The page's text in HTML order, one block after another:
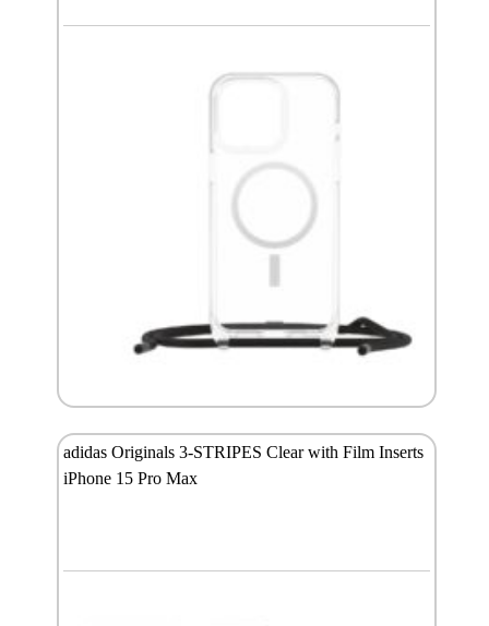
adidas Originals 3-STRIPES Clear with Film Inserts
iPhone 15 Pro Max